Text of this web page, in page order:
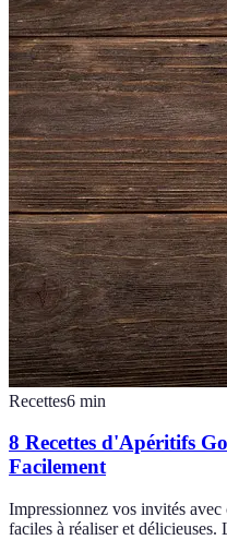
Recettes6 min
8 Recettes d'Apéritifs
Facilement
Impressionnez vos invités avec
faciles à réaliser et délicieuses.